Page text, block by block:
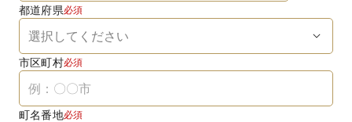
都道府県必須
市区町村必須
町名番地必須